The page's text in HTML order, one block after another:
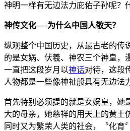
神明一样有无边法力庇佑子孙呢？
神传文化──为什么中国人敬天？
纵观整个中国历史，从最古老的传
的是女娲、伏羲、神农三个神皇，
一直把这段岁月以神话对待，这段
人物都是一些像神祉般具有无边法
首先特别必须提的就是女娲皇，她
大的母亲，她慈祥的用天上的黄土
同时又为繁荣人类的社会，〝化育